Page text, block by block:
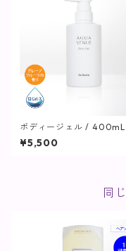
ボディージェル / 400mL
湿ジェル】
¥5,500
同